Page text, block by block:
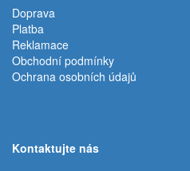
Doprava
Platba
Reklamace
Obchodní podmínky
Ochrana osobních údajů
Kontaktujte nás